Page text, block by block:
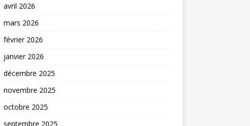
avril 2026
mars 2026
février 2026
janvier 2026
décembre 2025
novembre 2025
octobre 2025
septembre 2025